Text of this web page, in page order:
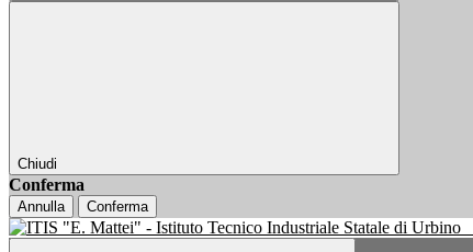
Chiudi
Conferma
Annulla Conferma